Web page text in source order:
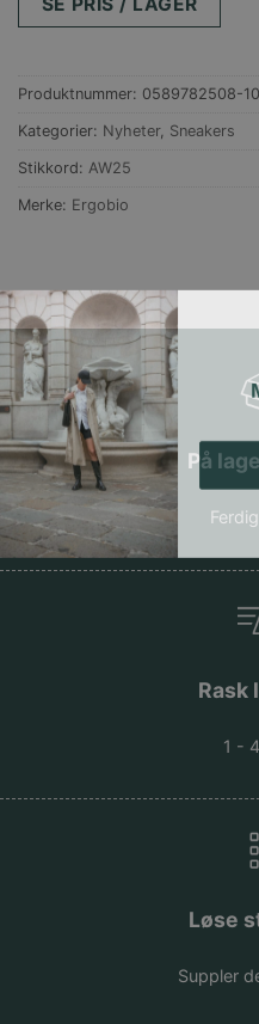
Produktnummer: 0589782508-
Kategorier: Nyheter, Sneakers
Stikkord: AW25
Merke: Ergobio
På
Rask
1 -
Løse
Suppler